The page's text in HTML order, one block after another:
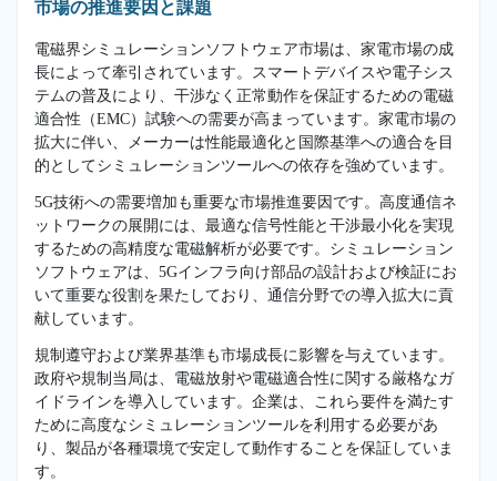
市場の推進要因と課題
電磁界シミュレーションソフトウェア市場は、家電市場の成
長によって牽引されています。スマートデバイスや電子シス
テムの普及により、干渉なく正常動作を保証するための電磁
適合性（EMC）試験への需要が高まっています。家電市場の
拡大に伴い、メーカーは性能最適化と国際基準への適合を目
的としてシミュレーションツールへの依存を強めています。
5G技術への需要増加も重要な市場推進要因です。高度通信ネ
ットワークの展開には、最適な信号性能と干渉最小化を実現
するための高精度な電磁解析が必要です。シミュレーション
ソフトウェアは、5Gインフラ向け部品の設計および検証にお
いて重要な役割を果たしており、通信分野での導入拡大に貢
献しています。
規制遵守および業界基準も市場成長に影響を与えています。
政府や規制当局は、電磁放射や電磁適合性に関する厳格なガ
イドラインを導入しています。企業は、これら要件を満たす
ために高度なシミュレーションツールを利用する必要があ
り、製品が各種環境で安定して動作することを保証していま
す。